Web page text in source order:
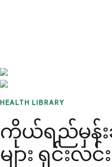
HEALTH LIBRARY
ကိုယ်ရည်မှန်းခ
များ ရှင်းလင်